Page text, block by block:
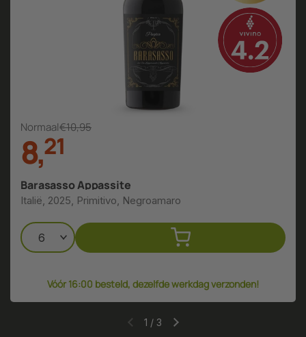
Normaal€10,95
8,21
Barasasso Appassite
Italië, 2025, Primitivo, Negroamaro
Vóór 16:00 besteld, dezelfde werkdag verzonden!
1 / 3